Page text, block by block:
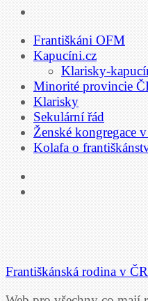
Františkáni OFM
Kapucíni.cz
Klarisky-
Minorité provincie
Klarisky
Sekulární řád
Ženské kongregace
Kolafa o
Františkánská rodina v ČR